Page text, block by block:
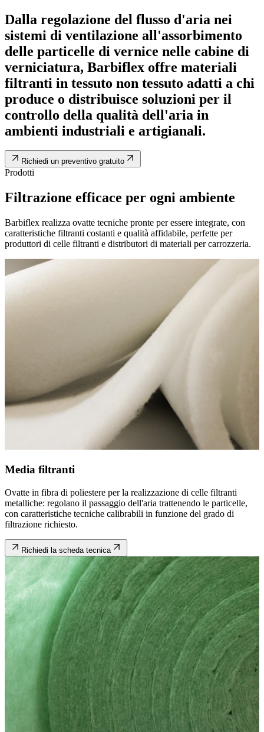
Dalla regolazione del flusso d'aria nei
sistemi di ventilazione all'assorbimento
delle particelle di vernice nelle cabine di
verniciatura, Barbiflex offre materiali
filtranti in tessuto non tessuto adatti a chi
produce o distribuisce soluzioni per il
controllo della qualità dell'aria in
ambienti industriali e artigianali.
Richiedi un preventivo gratuito
Prodotti
Filtrazione efficace per ogni ambiente
Barbiflex realizza ovatte tecniche pronte per essere integrate, con
caratteristiche filtranti costanti e qualità affidabile, perfette per
produttori di celle filtranti e distributori di materiali per carrozzeria.
Media filtranti
Ovatte in fibra di poliestere per la realizzazione di celle filtranti
metalliche: regolano il passaggio dell'aria trattenendo le particelle,
con caratteristiche tecniche calibrabili in funzione del grado di
filtrazione richiesto.
Richiedi la scheda tecnica